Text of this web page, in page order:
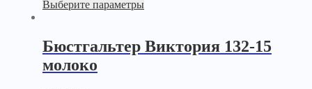
Выберите параметры
Бюстгальтер Виктория 132-15
молоко